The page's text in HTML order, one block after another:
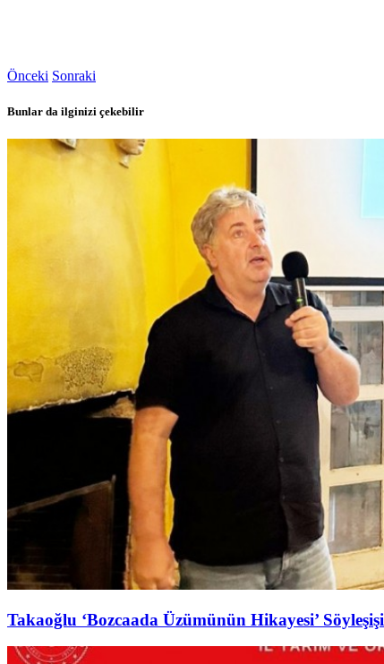
Önceki Sonraki
Bunlar da ilginizi çekebilir
Takaoğlu ‘Bozcaada Üzümünün Hikayesi’ Söyleşişi